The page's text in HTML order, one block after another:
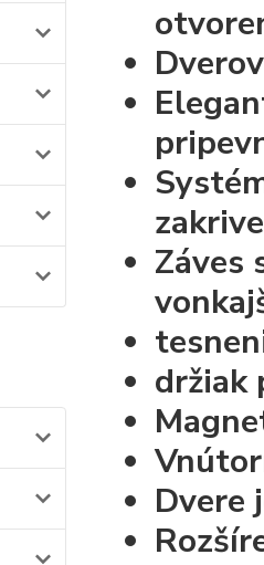
Záves
držiak
Dvere